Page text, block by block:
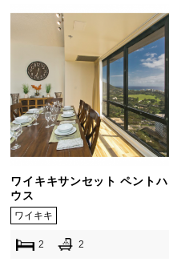
ワイキキサンセット ペントハ
ウス
ワイキキ
2 2